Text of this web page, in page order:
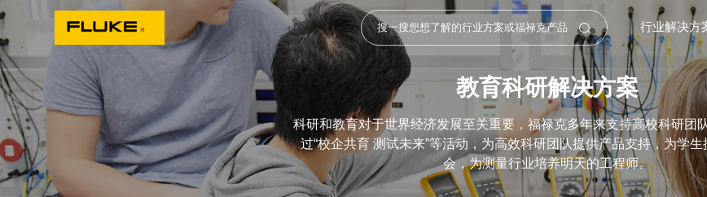
行业解决方
教育科研解决方案
科研和教育对于世界经济发展至关重要，福禄克多年来支持高校科研团
过“校企共育 测试未来”等活动，为高效科研团队提供产品支持，为学
会，为测量行业培养明天的工程师。